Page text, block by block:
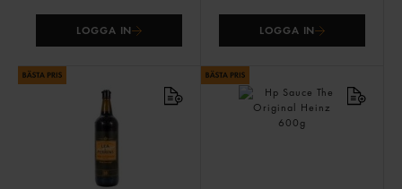
LOGGA IN LOGGA IN